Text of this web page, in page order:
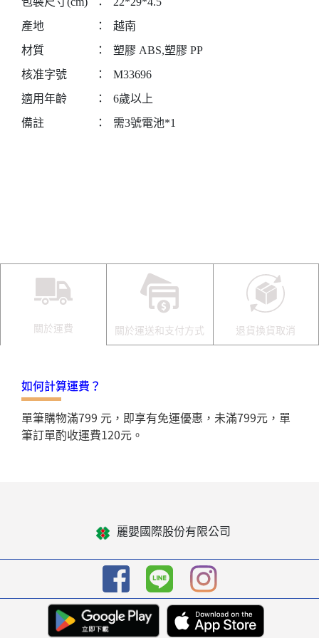
產地
：
越南
材質
：
塑膠 ABS,塑膠 PP
核准字號
：
M33696
適用年齡
：
6歲以上
備註
： 需3號電池*1
關於運費 關於運送和支付方式 退貨換貨取消
如何計算運費？
單筆購物滿799 元，即享有免運優惠，未滿799元，單
筆訂單酌收運費120元。
麗嬰國際股份有限公司